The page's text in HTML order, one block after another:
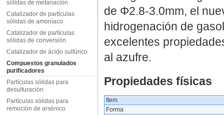
sólidas de metanación
Catalizador de partículas
sólidas de amoníaco
Catalizador de partículas
sólidas de conversión
Catalizador de ácido sulfúrico
Compuestos granulados
purificadores
Partículas sólidas para
desulfuración
Partículas sólidas para
remoción de arsénico
de Φ2.8-3.0mm, el
hidrogenación de
excelentes
al azufre.
Propiedades físicas
Item
Forma